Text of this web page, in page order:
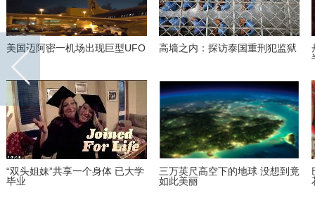
美国迈阿密一机场出现巨型UFO 高墙之内：探访泰国重刑犯监狱
“双头姐妹”共享一个身体 已大学
毕业
三万英尺高空下的地球 没想到竟
如此美丽